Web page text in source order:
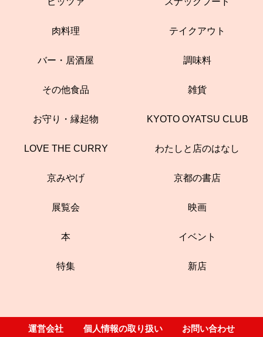
肉料理 テイクアウト
バー・居酒屋 調味料
その他食品 雑貨
お守り・縁起物 KYOTO OYATSU CLUB
LOVE THE CURRY わたしと店のはなし
京みやげ 京都の書店
展覧会 映画
本 イベント
特集 新店
運営会社 個人情報の取り扱い お問い合わせ